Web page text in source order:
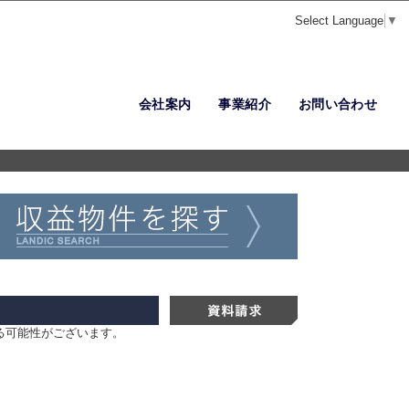
Select Language ▼
お問い合わせ
事業紹介
会社案内
能性がございます。